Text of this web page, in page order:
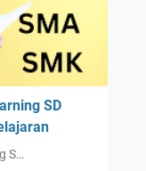
SD
S…